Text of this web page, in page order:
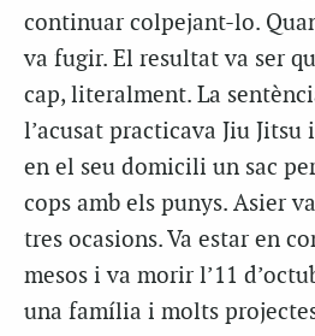
continuar colpejant-lo.
va fugir. El resultat va ser
cap, literalment. La
l’acusat practicava Jiu
en el seu domicili un sac
cops amb els punys. Asier
tres ocasions. Va estar en
mesos i va morir l’11
una família i molts